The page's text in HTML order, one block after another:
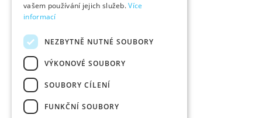
vašem používání jejich služeb.Více
informací
NEZBYTNĚ NUTNÉ SOUBORY
VÝKONOVÉ SOUBORY
SOUBORY CÍLENÍ
FUNKČNÍ SOUBORY